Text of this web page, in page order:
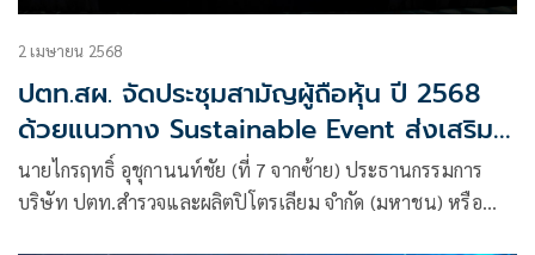
2 เมษายน 2568
ปตท.สผ. จัดประชุมสามัญผู้ถือหุ้น ปี 2568
ด้วยแนวทาง Sustainable Event ส่งเสริม
ความยั่งยืน
นายไกรฤทธิ์ อุชุกานนท์ชัย (ที่ 7 จากซ้าย) ประธานกรรมการ
บริษัท ปตท.สำรวจและผลิตปิโตรเลียม จำกัด (มหาชน) หรือ